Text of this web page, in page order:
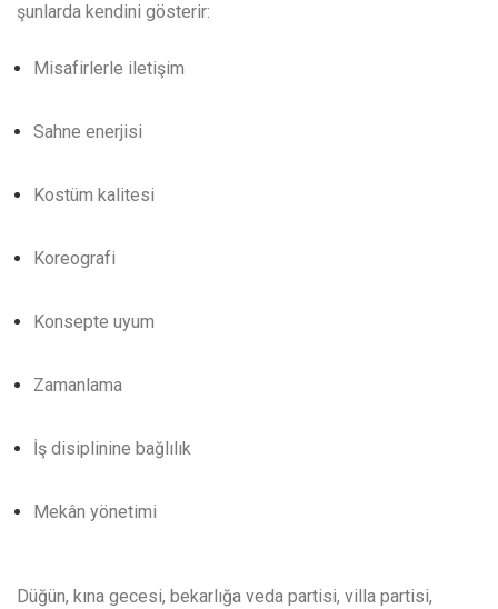
şunlarda kendini gösterir:
Misafirlerle iletişim
Sahne enerjisi
Kostüm kalitesi
Koreografi
Konsepte uyum
Zamanlama
İş disiplinine bağlılık
Mekân yönetimi
Düğün, kına gecesi, bekarlığa veda partisi, villa partisi,